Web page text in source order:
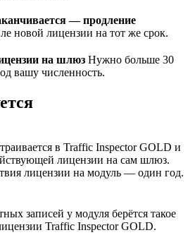
— продление
новой лицензии на тот же срок.
на шлюз Нужно больше 30
вашу численность.
в Traffic Inspector GOLD и
лицензии на сам шлюз.
лицензии на модуль — один год.
записей у модуля берётся такое
Traffic Inspector GOLD.